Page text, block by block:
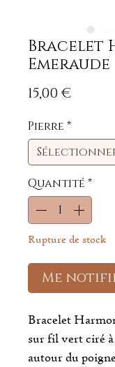
Bracelet
Emeraude
15,00 €Prix
Pierre *
Quantité *
Rupture de stock
Me
Bracelet
sur fil vert ciré
autour du